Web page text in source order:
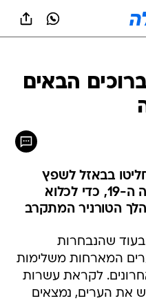
הבאים
בבאזל לשפץ
ולפתוח מחדש כלא מהמאה ה-19, כדי לכלוא
הטורניר המתקרב
בשיאן, ובעוד שהנבחרות
המארחות משלימות
לקראת עשרות
את הערים, נמצאים